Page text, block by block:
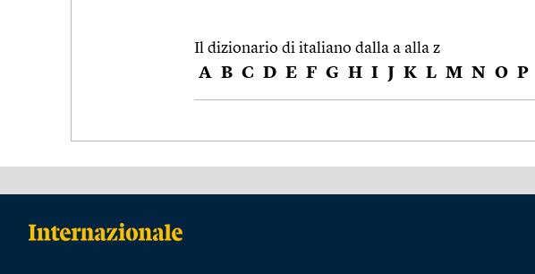
Il dizionario di italiano dalla a alla z
A B C D E F G H I J K L M N O P